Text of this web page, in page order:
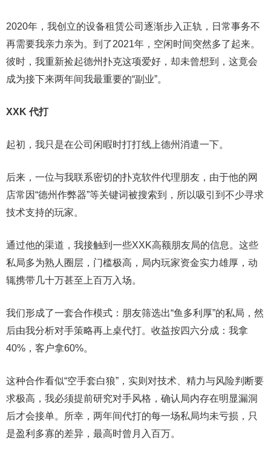
2020年，我创立的设备租赁公司逐渐步入正轨，日常事务不
再需要我亲力亲为。到了2021年，空闲时间突然多了起来。
彼时，我重新捡起德州扑克这项爱好，却未曾想到，这竟会
成为接下来两年间我最重要的“副业”。
XXK 代打
起初，我只是在公司闲暇时打打线上德州消遣一下。
后来，一位与我联系密切的扑克软件代理朋友，由于他的网
店常因“德州作弊器”等关键词被搜索到，所以吸引到不少寻求
技术支持的玩家。
通过他的渠道，我接触到一些XXK高额朋友局的信息。这些
私局多为熟人圈层，门槛极高，局内玩家资金实力雄厚，动
辄携带几十万甚至上百万入场。
我们形成了一套合作模式：朋友筛选出“鱼多利厚”的私局，然
后由我分析对手策略再上桌代打。收益按四六分成：我拿
40%，客户拿60%。
这种合作看似“空手套白狼”，实则对技术、精力与风险判断要
求极高，我必须提前研究对手风格，确认局内存在明显漏洞
后才会接单。所幸，两年间代打的每一场私局均未亏损，只
是盈利多寡的差异，最高时曾月入百万。